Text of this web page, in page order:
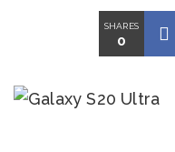
SHARES
0